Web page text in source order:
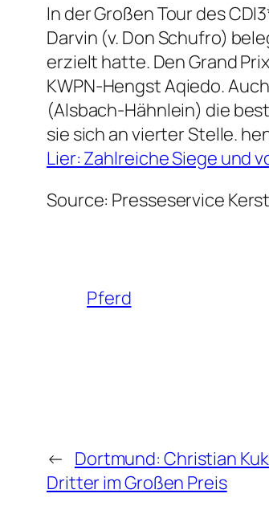
In der Großen Tour des
Darvin (v. Don Schufro)
erzielt hatte. Den Grand
KWPN-Hengst Aqiedo.
(Alsbach-Hähnlein) die
sie sich an vierter Stelle.
Lier: Zahlreiche Siege und
Source: Presseservice
Pferd
← Dortmund: Christian
Dritter im Großen Preis